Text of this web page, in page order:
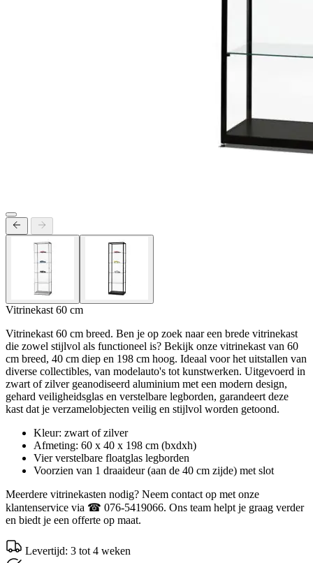
Vitrinekast 60 cm
Vitrinekast 60 cm breed. Ben je op zoek naar een brede vitrinekast
die zowel stijlvol als functioneel is? Bekijk onze vitrinekast van 60
cm breed, 40 cm diep en 198 cm hoog. Ideaal voor het uitstallen van
diverse collectibles, van modelauto's tot kunstwerken. Uitgevoerd in
zwart of zilver geanodiseerd aluminium met een modern design,
gehard veiligheidsglas en verstelbare legborden, garandeert deze
kast dat je verzamelobjecten veilig en stijlvol worden getoond.
Kleur: zwart of zilver
Afmeting: 60 x 40 x 198 cm (bxdxh)
Vier verstelbare floatglas legborden
Voorzien van 1 draaideur (aan de 40 cm zijde) met slot
Meerdere vitrinekasten nodig? Neem contact op met onze
klantenservice via ☎ 076-5419066. Ons team helpt je graag verder
en biedt je een offerte op maat.
Levertijd: 3 tot 4 weken